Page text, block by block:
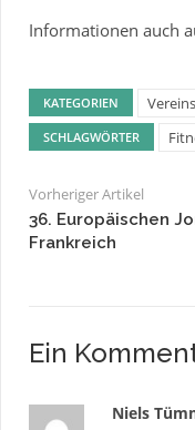
Informationen auch
KATEGORIEN
SCHLAGWÖRTER
Vorheriger Artikel
36. Europäischen
Frankreich
Ein
Niels